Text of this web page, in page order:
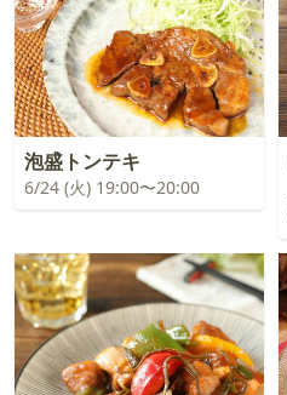
泡盛トンテキ
6/24 (火) 19:00〜20:00